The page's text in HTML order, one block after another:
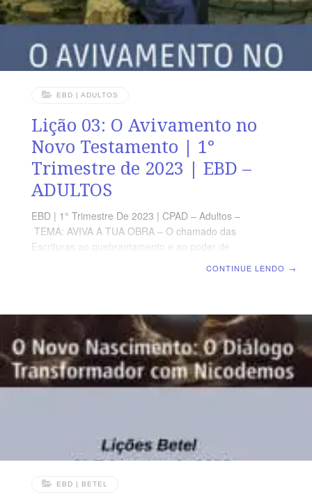
EBD | ADULTOS
Lição 03: O Avivamento no
Novo Testamento | 1°
Trimestre de 2023 | EBD –
ADULTOS
EBD | 1° Trimestre De 2023 | CPAD – Adultos –
TEMA: AVIVA A TUA OBRA – O chamado das
Escrituras ao quebrantamento e ao poder de
pedirias, e ele te daria água viva.” (Jo 4.10) VERDADE
PRÁTICA A Palavra de Deus revela raízes de um
verdadeiro avivamento espiritual, que perpassa a
história. LEITURA DIÁRIA Segunda – Mt
CONTINUE LENDO →
EBD | BETEL